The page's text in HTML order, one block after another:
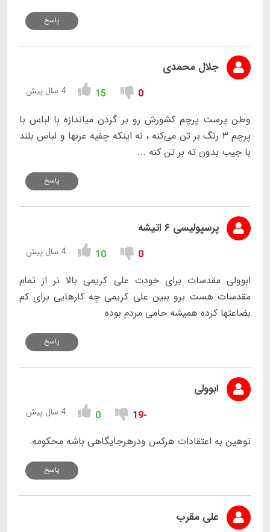
پاسخ
جلال محمدی
0
15 4 سال پیش
وطن پرست پرچم کشورش رو بر گردن میاندازه با لباس با
پرچم ۳ رنگ بر تن می‌کنه ، نه اینکه چفیه عربها و لباس بلند
با جیب بدون ته بر تن کنه ...
پاسخ
پرسپولیسی ۶ اتیشه
0
10 4 سال پیش
ابوولی مقدسات برای خودت علی کریمی بالا نر از تمام
مقدسات هست برو ببین علی کریمی چه کارهایی برای کم
بضاعتها کرده همیشه حامی مردم بوده
پاسخ
ابوولی
-19
0 4 سال پیش
توهین به اعتقادات هرکس ودرهرجایگاهی باشه محکومه.
پاسخ
علی مقرب